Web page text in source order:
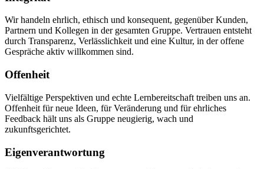
Wir handeln ehrlich, ethisch und konsequent, gegenüber Kunden,
Partnern und Kollegen in der gesamten Gruppe. Vertrauen entsteht
durch Transparenz, Verlässlichkeit und eine Kultur, in der offene
Gespräche aktiv willkommen sind.
Offenheit
Vielfältige Perspektiven und echte Lernbereitschaft treiben uns an.
Offenheit für neue Ideen, für Veränderung und für ehrliches
Feedback hält uns als Gruppe neugierig, wach und
zukunftsgerichtet.
Eigenverantwortung